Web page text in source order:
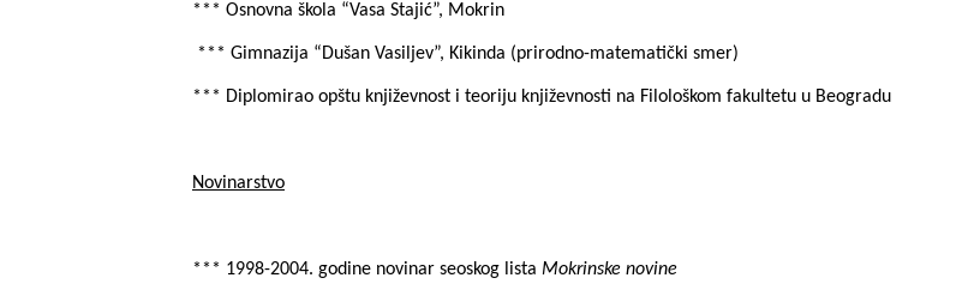
*** Osnovna škola “Vasa Stajić”, Mokrin
*** Gimnazija “Dušan Vasiljev”, Kikinda (prirodno-matematički smer)
*** Diplomirao opštu književnost i teoriju književnosti na Filološkom fakultetu u Beogradu
Novinarstvo
*** 1998-2004. godine novinar seoskog lista Mokrinske novine